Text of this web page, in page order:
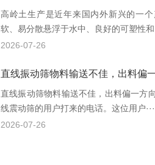
高岭土生产是近年来国内外新兴的一
软、易分散悬浮于水中、良好的可塑性和
2026-07-26
直线振动筛物料输送不佳，出料偏
直线振动筛物料输送不佳，出料偏一方
线震动筛的用户打来的电话。这位用户···
2026-07-26